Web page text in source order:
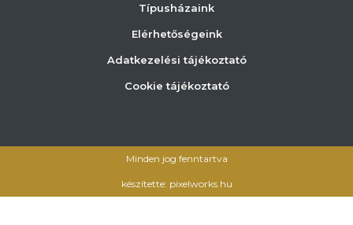
Típusházaink
Elérhetőségeink
Adatkezelési tájékoztató
Cookie tájékoztató
Minden jog fenntartva
készítette: pixelworks.hu